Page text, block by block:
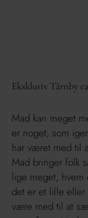
Eksklusiv Tårnby
Mad kan meget
er noget, som
har været med til
Mad bringer folk
lige meget, hvem
det er et lille eller
være med til at